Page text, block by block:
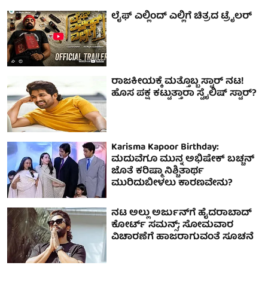
ಲೈಫ್ ಎಲ್ಲಿಂದ್ ಎಲ್ಲಿಗೆ ಚಿತ್ರದ ಟ್ರೈಲರ್
ರಾಜಕೀಯಕ್ಕೆ ಮತ್ತೊಬ್ಬ ಸ್ಟಾರ್ ನಟ!
ಹೊಸ ಪಕ್ಷ ಕಟ್ಟುತ್ತಾರಾ ಸ್ಟೈಲಿಷ್ ಸ್ಟಾರ್?
Karisma Kapoor Birthday:
ಮದುವೆಗೂ ಮುನ್ನ ಅಭಿಷೇಕ್ ಬಚ್ಚನ್
ಜೊತೆ ಕರಿಷ್ಮಾ ನಿಶ್ಚಿತಾರ್ಥ
ಮುರಿದುಬೀಳಲು ಕಾರಣವೇನು?
ನಟ ಅಲ್ಲು ಅರ್ಜುನ್‌ಗೆ ಹೈದರಾಬಾದ್
ಕೋರ್ಟ್ ಸಮನ್ಸ್; ಸೋಮವಾರ
ವಿಚಾರಣೆಗೆ ಹಾಜರಾಗುವಂತೆ ಸೂಚನೆ